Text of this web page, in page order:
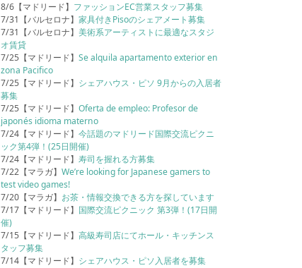
8/6【マドリード】 ファッションEC営業スタッフ募集
7/31【バルセロナ】家具付きPisoのシェアメート募集
7/31【バルセロナ】美術系アーティストに最適なスタジ
オ賃貸
7/25【マドリード】Se alquila apartamento exterior en
zona Pacifico
7/25【マドリード】 シェアハウス・ピソ 9月からの入居者
募集
7/25【マドリード】Oferta de empleo: Profesor de
japonés idioma materno
7/24【マドリード】今話題のマドリード国際交流ピクニ
ック第4弾！(25日開催)
7/24【マドリード】寿司を握れる方募集
7/22【マラガ】We’re looking for Japanese gamers to
test video games!
7/20【マラガ】 お茶・情報交換できる方を探しています
7/17【マドリード】 国際交流ピクニック 第3弾！(17日開
催)
7/15【マドリード】高級寿司店にてホール・キッチンス
タッフ募集
7/14【マドリード】 シェアハウス・ピソ入居者を募集